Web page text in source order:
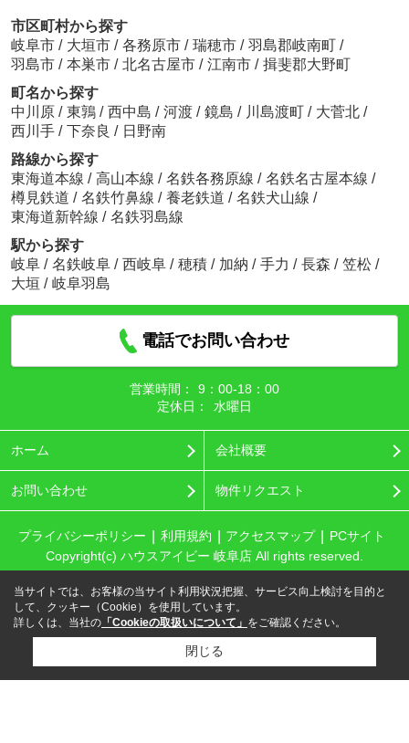
市区町村から探す
岐阜市 / 大垣市 / 各務原市 / 瑞穂市 / 羽島郡岐南町 /
羽島市 / 本巣市 / 北名古屋市 / 江南市 / 揖斐郡大野町
町名から探す
中川原 / 東鶉 / 西中島 / 河渡 / 鏡島 / 川島渡町 / 大菅北 /
西川手 / 下奈良 / 日野南
路線から探す
東海道本線 / 高山本線 / 名鉄各務原線 / 名鉄名古屋本線 /
樽見鉄道 / 名鉄竹鼻線 / 養老鉄道 / 名鉄犬山線 /
東海道新幹線 / 名鉄羽島線
駅から探す
岐阜 / 名鉄岐阜 / 西岐阜 / 穂積 / 加納 / 手力 / 長森 / 笠松 /
大垣 / 岐阜羽島
電話でお問い合わせ
営業時間：
9：00‐18：00
定休日：
水曜日
ホーム 会社概要
お問い合わせ 物件リクエスト
プライバシーポリシー 利用規約 アクセスマップ
PCサイト
Copyright(c) ハウスアイビー 岐阜店 All rights reserved.
当サイトでは、お客様の当サイト利用状況把握、サービス向上検討を目的と
して、クッキー（Cookie）を使用しています。
詳しくは、当社の 「Cookieの取扱いについて」 をご確認ください。
閉じる